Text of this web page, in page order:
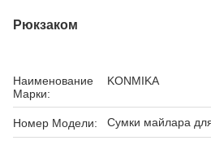
Рюкзаком
Наименование
Марки:
KONMIKA
Номер Модели: Сумки майлара